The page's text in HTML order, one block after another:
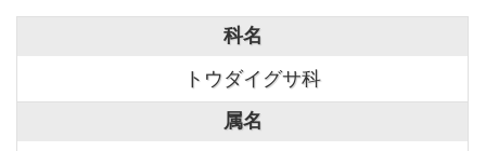
科名
トウダイグサ科
属名